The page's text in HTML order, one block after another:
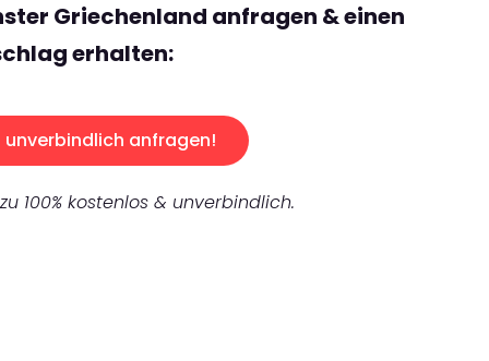
Griechenland anfragen & einen
erhalten:
unverbindlich anfragen!
100% kostenlos & unverbindlich.